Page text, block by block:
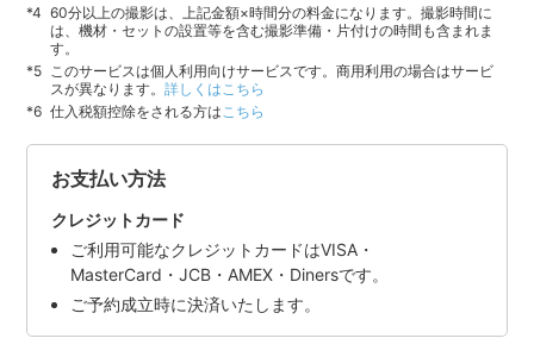
60分以上の撮影は、上記金額×時間分の料金になります。撮影時間に
は、機材・セットの設置等を含む撮影準備・片付けの時間も含まれま
す。
このサービスは個人利用向けサービスです。商用利用の場合はサービ
スが異なります。詳しくはこちら
仕入税額控除をされる方は こちら
お支払い方法
クレジットカード
ご利用可能なクレジットカードはVISA・
MasterCard・JCB・AMEX・Dinersです。
ご予約成立時に決済いたします。